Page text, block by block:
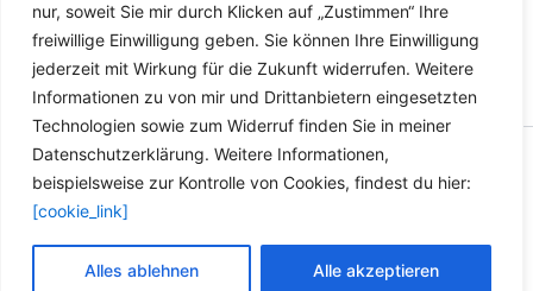
nur, soweit Sie mir durch Klicken auf „Zustimmen“ Ihre
freiwillige Einwilligung geben. Sie können Ihre Einwilligung
jederzeit mit Wirkung für die Zukunft widerrufen. Weitere
Informationen zu von mir und Drittanbietern eingesetzten
Technologien sowie zum Widerruf finden Sie in meiner
Datenschutzerklärung. Weitere Informationen,
beispielsweise zur Kontrolle von Cookies, findest du hier:
[cookie_link]
Alles ablehnen Alle akzeptieren
auf.
Die
Optionen
können
auf
der
Produktseite
werden
Copyright © 2026 Versandhandel für Fahrzeugteile, Ersatzteile
für: SMART BMW VW - Zubehör für Werkstätten.
Vertrag widerrufen